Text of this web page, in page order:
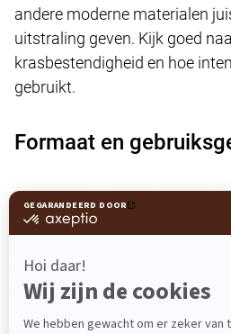
andere moderne materialen
uitstraling geven. Kijk goed
krasbestendigheid en hoe
gebruikt.
Formaat en
De juiste tafelmaat hangt af
hoe je leeft. Gebruik je de tafel
gezin, ontvang je vaak gasten
stijlvolle blikvanger? In de
verschillende afmetingen